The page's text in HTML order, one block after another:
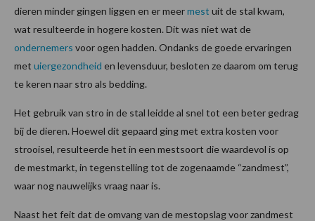
dieren minder gingen liggen en er meermest uit de stal kwam,
wat resulteerde in hogere kosten. Dit was niet wat de
ondernemers voor ogen hadden. Ondanks de goede ervaringen
met uiergezondheid en levensduur, besloten ze daarom om terug
te keren naar stro als bedding.
Het gebruik van stro in de stal leidde al snel tot een beter gedrag
bij de dieren. Hoewel dit gepaard ging met extra kosten voor
strooisel, resulteerde het in een mestsoort die waardevol is op
de mestmarkt, in tegenstelling tot de zogenaamde “zandmest”,
waar nog nauwelijks vraag naar is.
Naast het feit dat de omvang van de mestopslag voor zandmest